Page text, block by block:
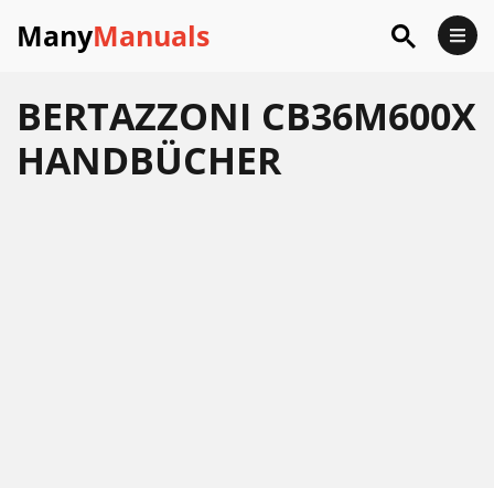
ManyManuals
BERTAZZONI CB36M600X
HANDBÜCHER